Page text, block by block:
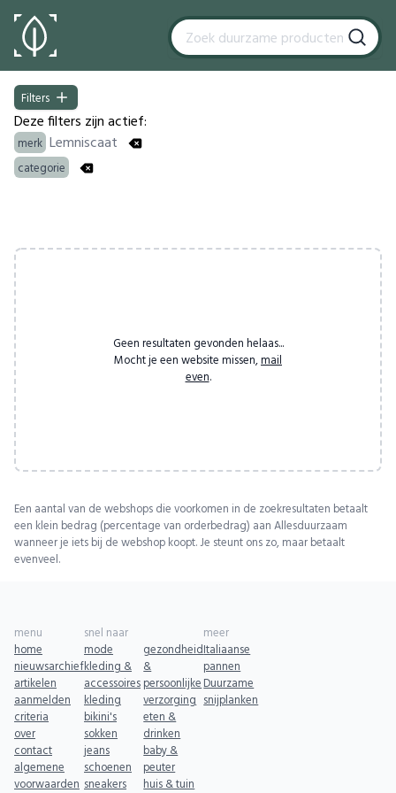
Filters
Filters
Deze filters zijn actief:
merk Lemniscaat
categorie
Geen resultaten gevonden helaas...
Mocht je een website missen, mail
even.
Een aantal van de webshops die voorkomen in de zoekresultaten betaalt
een klein bedrag (percentage van orderbedrag) aan Allesduurzaam
wanneer je iets bij de webshop koopt. Je steunt ons zo, maar betaalt
evenveel.
menu
home
nieuwsarchief
artikelen
aanmelden
criteria
over
contact
algemene
voorwaarden
snel naar
mode
kleding &
accessoires
kleding
bikini's
sokken
jeans
schoenen
sneakers
gezondheid
&
persoonlijke
verzorging
eten &
drinken
baby &
peuter
huis & tuin
meer
Italiaanse
pannen
Duurzame
snijplanken